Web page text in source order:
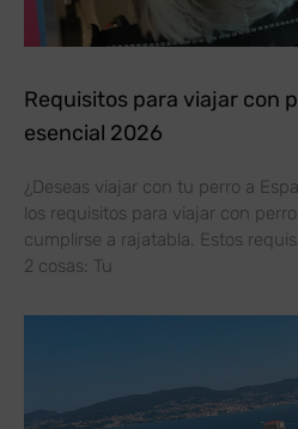
Requisitos para viajar con
esencial 2026
¿Deseas viajar con tu perro a
los requisitos para viajar con
cumplirse a rajatabla. Estos
2 cosas: Tu